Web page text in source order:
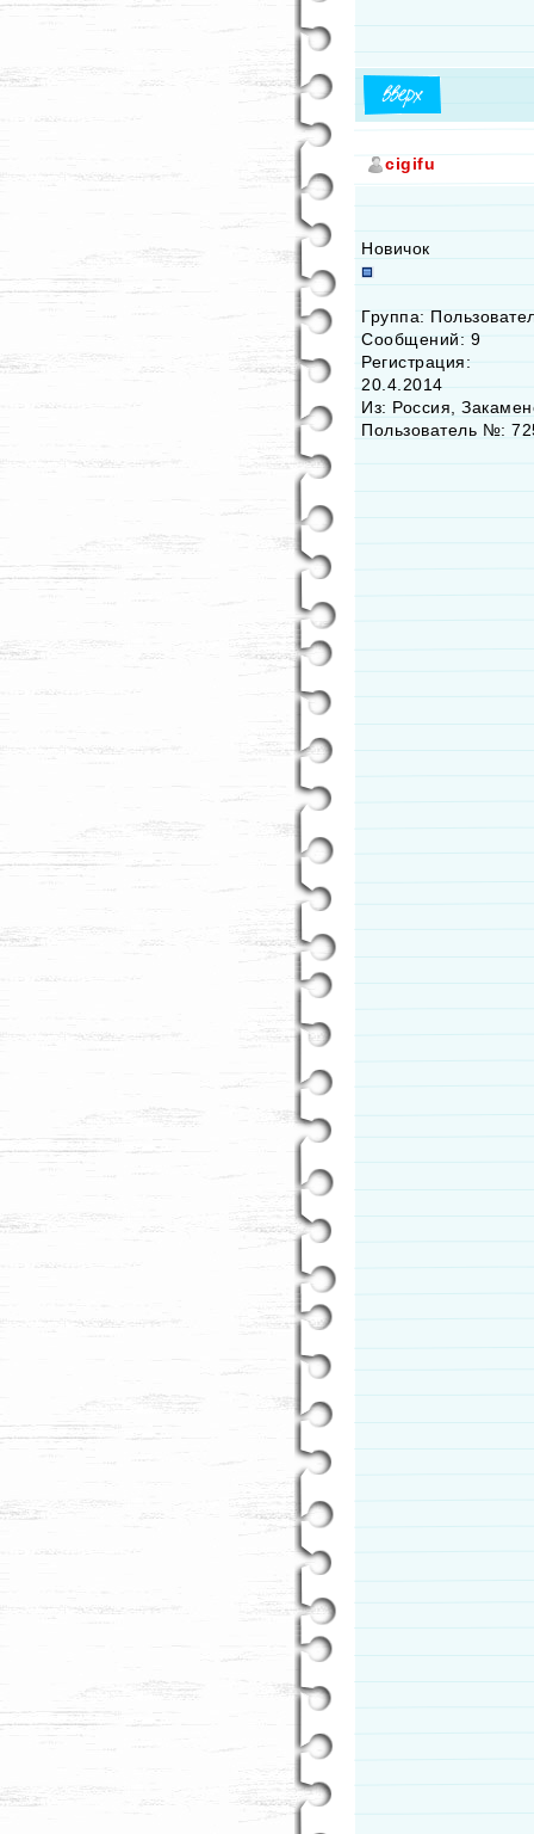
cigifu
Новичок
Группа:
Сообщений: 9
Регистрация:
20.4.2014
Из: Россия,
Пользователь №: